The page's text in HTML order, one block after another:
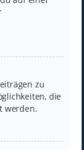
zu
die
werden.